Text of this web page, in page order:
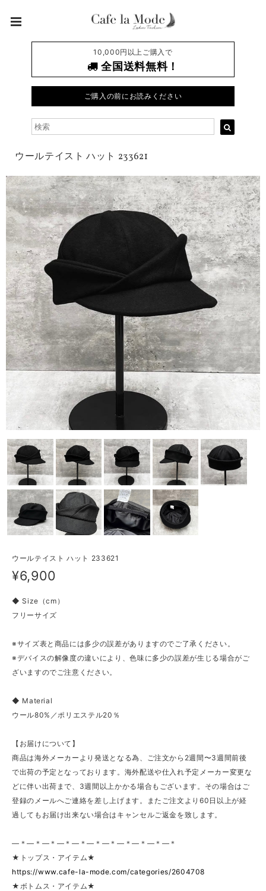
10,000円以上ご購入で
全国送料無料！
ご購入の前にお読みください
ウールテイスト ハット 233621
ウールテイスト ハット 233621
¥6,900
◆ Size（cm）
フリーサイズ
※サイズ表と商品には多少の誤差がありますのでご了承ください。
※デバイスの解像度の違いにより、色味に多少の誤差が生じる場合がご
ざいますのでご注意ください。
◆ Material
ウール80%／ポリエステル20％
【お届けについて】
商品は海外メーカーより発送となる為、ご注文から2週間〜3週間前後
で出荷の予定となっております。海外配送や仕入れ予定メーカー変更な
どに伴い出荷まで、3週間以上かかる場合もございます。その場合はご
登録のメールへご連絡を差し上げます。またご注文より60日以上が経
過してもお届け出来ない場合はキャンセルご返金を致します。
—＊—＊—＊—＊—＊—＊—＊—＊—＊—＊—＊
★トップス・アイテム★
https://www.cafe-la-mode.com/categories/2604708
★ボトムス・アイテム★